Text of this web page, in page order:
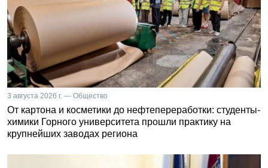
3 августа 2026 г. — Общество
От картона и косметики до нефтепереработки: студенты-
химики Горного университета прошли практику на
крупнейших заводах региона